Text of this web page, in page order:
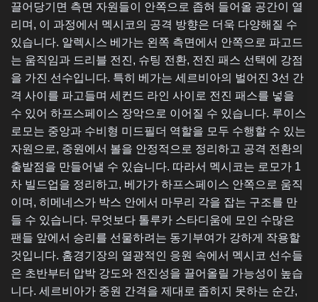
끌어당기면 측면 자원들이 안쪽으로 좁혀 들어올 공간이 열
리며, 이 과정에서 멕시코의 공격 방향은 더욱 다양해질 수
있습니다. 알렉시스 베가는 왼쪽 측면에서 안쪽으로 파고드
는 움직임과 드리블 전진, 슈팅 전환, 전진 패스 선택에 강점
을 가진 선수입니다. 특히 베가는 세르비아의 벌어진 3선 간
격 사이를 파고들며 세컨드 라인 사이로 전진 패스를 넣을
수 있어 하프스페이스 장악으로 이어질 수 있습니다. 루이스
로모는 중앙과 수비형 미드필더 역할을 모두 수행할 수 있는
자원으로, 중원에서 볼을 안정적으로 정리하고 공격 전환의
출발점을 만들어낼 수 있습니다. 따라서 멕시코는 로모가 1
차 빌드업을 정리하고, 베가가 하프스페이스 안쪽으로 움직
이며, 히메네스가 박스 안에서 마무리 각을 잡는 구조를 만
들 수 있습니다. 무엇보다 톨루카 스타디움에 모인 수많은
팬들 앞에서 승리를 선물하려는 동기부여가 강하게 작용할
것입니다. 홈경기장의 열광적인 응원 속에서 멕시코 선수들
은 초반부터 압박 강도와 전진성을 끌어올릴 가능성이 높습
니다. 세르비아가 중원 간격을 제대로 좁히지 못하는 순간,